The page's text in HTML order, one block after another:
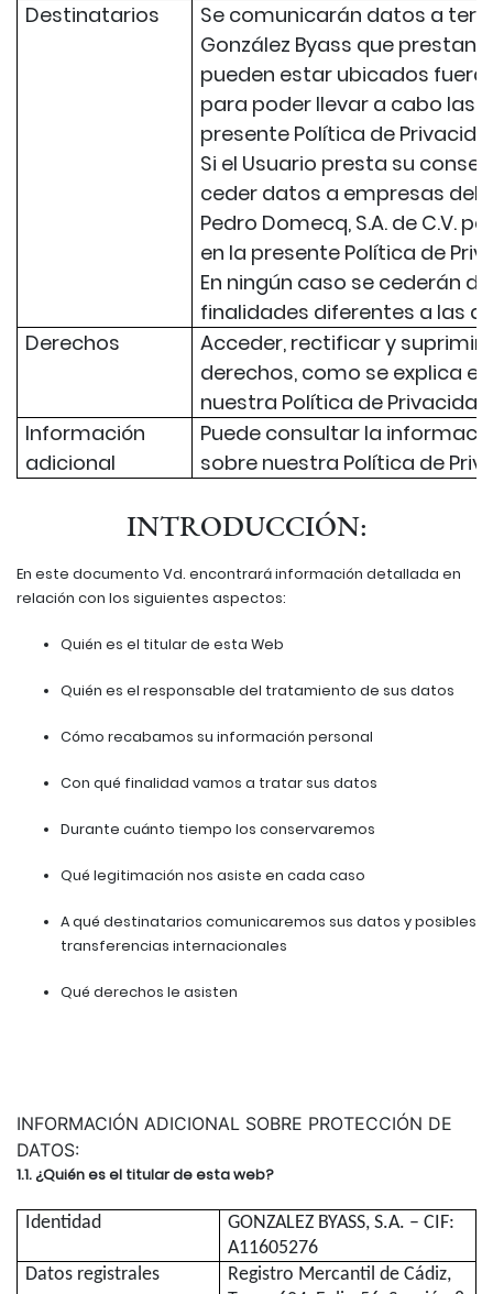
Destinatarios
Se comunicarán datos a
González Byass que prestan
pueden estar ubicados fuera
para poder llevar a cabo las
presente Política de
Si el Usuario presta su
ceder datos a empresas del
Pedro Domecq, S.A. de C.V.
en la presente Política de
En ningún caso se cederán
finalidades diferentes a las
Derechos
Acceder, rectificar y
derechos, como se explica
nuestra Política de
Información
adicional
Puede consultar la
sobre nuestra Política de
INTRODUCCIÓN:
En este documento Vd. encontrará información detallada en
relación con los siguientes aspectos:
Quién es el titular de esta Web
Quién es el responsable del tratamiento de sus datos
Cómo recabamos su información personal
Con qué finalidad vamos a tratar sus datos
Durante cuánto tiempo los conservaremos
Qué legitimación nos asiste en cada caso
A qué destinatarios comunicaremos sus datos y posibles
transferencias internacionales
Qué derechos le asisten
INFORMACIÓN ADICIONAL SOBRE PROTECCIÓN DE
DATOS:
1.1. ¿Quién es el titular de esta web?
Identidad
GONZALEZ BYASS, S.A. – CIF:
A11605276
Datos registrales
Registro Mercantil de Cádiz,